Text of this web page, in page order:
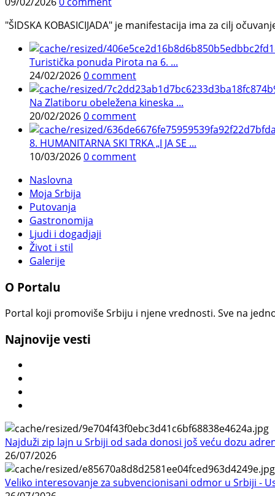
"ŠIDSKA KOBASICIJADA" je manifestacija ima za cilj
Turistička ponuda Pirota na 6. ...
24/02/20260 comment
Na Zlatiboru obeležena kineska ...
20/02/20260 comment
8. HUMANITARNA SKI TRKA „I JA SE ...
10/03/20260 comment
Naslovna
Moja Srbija
Putovanja
Gastronomija
Ljudi i dogadjaji
Život i stil
Galerije
O Portalu
Portal koji promoviše Srbiju i njene vrednosti. Sve na
Najnovije vesti
Najduži zip lajn u Srbiji od sada donosi još veću dozu
26/07/2026
Veliko interesovanje za subvencionisani odmor u Srbiji -